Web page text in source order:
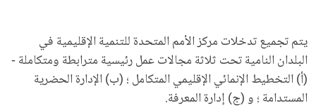
يتم تجميع تدخلات مركز الأمم المتحدة للتنمية الإقليمية في
البلدان النامية تحت ثلاثة مجالات عمل رئيسية مترابطة ومتكاملة -
(أ) التخطيط الإنمائي الإقليمي المتكامل ؛ (ب) الإدارة الحضرية
المستدامة ؛ و (ج) إدارة المعرفة.